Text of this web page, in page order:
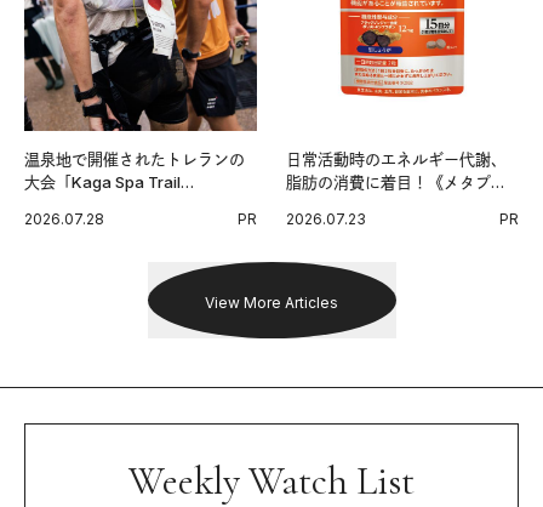
温泉地で開催されたトレランの
大会「Kaga Spa Trail
戦を夢見るランナーたちの奮闘
2026.07.28 PR
日常活動時のエネルギー代謝、
脂肪の消費に着目！《メタプラ
習慣。
2026.07.23 PR
View More Articles
Weekly Watch List